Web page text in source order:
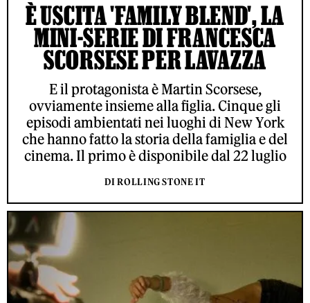
È USCITA 'FAMILY BLEND', LA
MINI-SERIE DI FRANCESCA
SCORSESE PER LAVAZZA
E il protagonista è Martin Scorsese,
ovviamente insieme alla figlia. Cinque gli
episodi ambientati nei luoghi di New York
che hanno fatto la storia della famiglia e del
cinema. Il primo è disponibile dal 22 luglio
DI ROLLING STONE IT